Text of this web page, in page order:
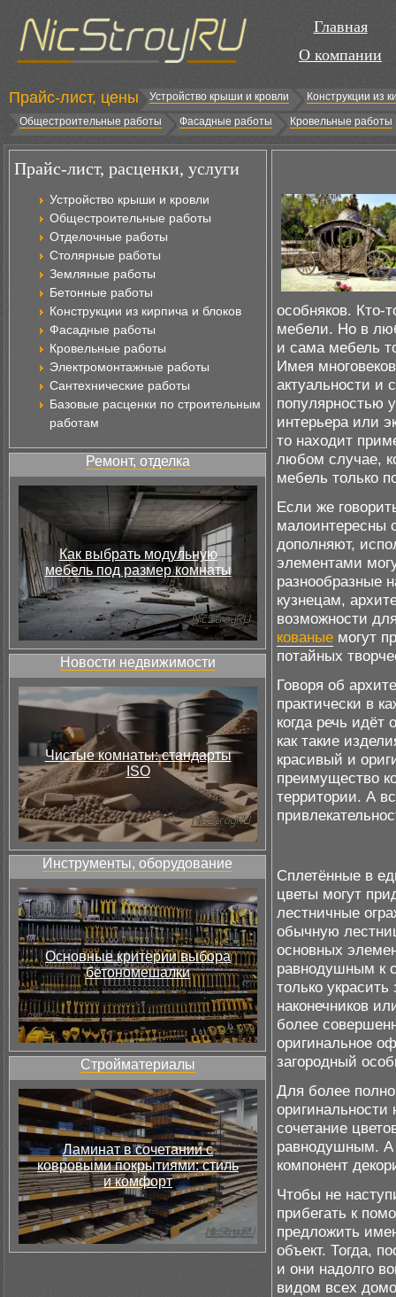
Главная
О компании
Прайс-лист, цены Устройство крыши и кровли
Конструкции из
Общестроительные работы
Фасадные работы Кровельные работы
Прайс-лист, расценки, услуги
Устройство крыши и кровли
Общестроительные работы
Отделочные работы
Столярные работы
Земляные работы
Бетонные работы
Конструкции из кирпича и блоков
Фасадные работы
Кровельные работы
Электромонтажные работы
Сантехнические работы
Базовые расценки по строительным
работам
Ремонт, отделка
Как выбрать модульную
мебель под размер комнаты
Новости недвижимости
Чистые комнаты: стандарты
ISO
Инструменты, оборудование
Основные критерии выбора
бетономешалки
Стройматериалы
Ламинат в сочетании с
ковровыми покрытиями: стиль
и комфорт
особняков. Кто-
мебели. Но в
и сама мебель
Имея
актуальности и
популярностью
интерьера или
то находит
любом случае,
мебель только
Если же
малоинтересны
дополняют,
элементами
разнообразные
кузнецам,
возможности
кованые могут
потайных
Говоря об
практически в
когда речь идёт
как такие
красивый и
преимущество
территории. А
Сплетённые в
цветы могут
лестничные
обычную
основных
равнодушным к
только
наконечников
более
оригинальное
загородный
Для более
сочетание
равнодушным. А
компонент
Чтобы не
прибегать к
предложить
объект. Тогда,
и они надолго
видом всех